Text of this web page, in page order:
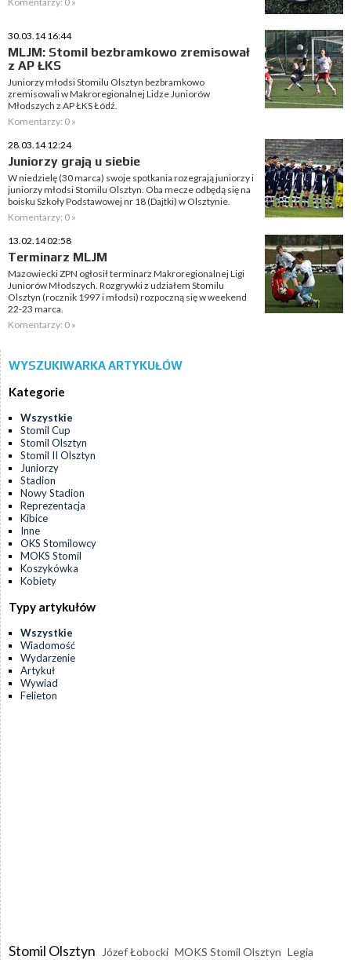
30.03.14 16:44
MLJM: Stomil bezbramkowo zremisował
z AP ŁKS
Juniorzy młodsi Stomilu Olsztyn bezbramkowo
zremisowali w Makroregionalnej Lidze Juniorów
Młodszych z AP ŁKS Łódź.
Komentarzy: 0 »
28.03.14 12:24
Juniorzy grają u siebie
W niedzielę (30 marca) swoje spotkania rozegrają juniorzy i
juniorzy młodsi Stomilu Olsztyn. Oba mecze odbędą się na
boisku Szkoły Podstawowej nr 18 (Dajtki) w Olsztynie.
Komentarzy: 0 »
13.02.14 02:58
Terminarz MLJM
Mazowiecki ZPN ogłosił terminarz Makroregionalnej Ligi
Juniorów Młodszych. Rozgrywki z udziałem Stomilu
Olsztyn (rocznik 1997 i młodsi) rozpoczną się w weekend
22-23 marca.
Komentarzy: 0 »
WYSZUKIWARKA ARTYKUŁÓW
Kategorie
Wszystkie
Stomil Cup
Stomil Olsztyn
Stomil II Olsztyn
Juniorzy
Stadion
Nowy Stadion
Reprezentacja
Kibice
Inne
OKS Stomilowcy
MOKS Stomil
Koszykówka
Kobiety
Typy artykułów
Wszystkie
Wiadomość
Wydarzenie
Artykuł
Wywiad
Felieton
Stomil Olsztyn Józef Łobocki MOKS Stomil Olsztyn Legia